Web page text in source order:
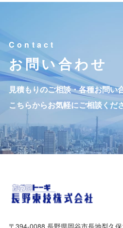
お問い合わせ
見積もりのご相談・各種お問い
こちらからお気軽にご相談くだ
〒394-0088 長野県岡谷市長地梨久